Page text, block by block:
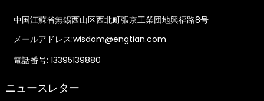
中国江蘇省無錫西山区西北町張京工業団地興福路8号
メールアドレス:wisdom@engtian.com
電話番号: 13395139880
ニュースレター